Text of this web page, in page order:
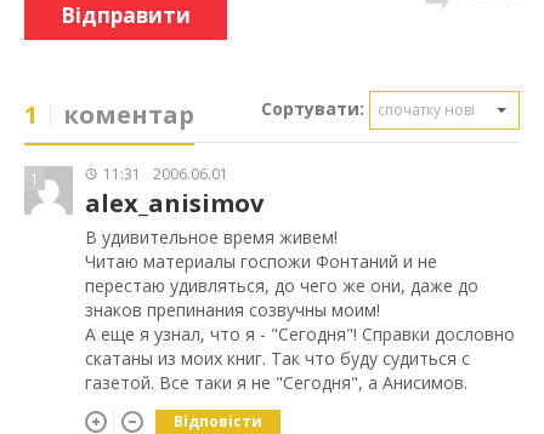
Відправити
1 коментар Сортувати: спочатку нові
1 11:31 2006.06.01
alex_anisimov
В удивительное время живем!
Читаю материалы госпожи Фонтаний и не
перестаю удивляться, до чего же они, даже до
знаков препинания созвучны моим!
А еще я узнал, что я - "Сегодня"! Справки дословно
скатаны из моих книг. Так что буду судиться с
газетой. Все таки я не "Сегодня", а Анисимов.
Відповісти